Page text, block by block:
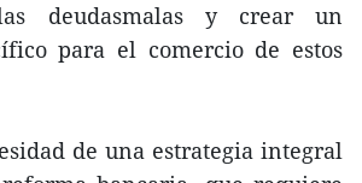
deudasmalas y crear un
para el comercio de estos
de una estrategia integral